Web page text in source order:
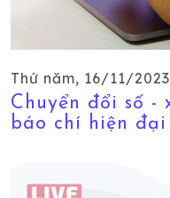
Thứ năm, 16/11/
Chuyển đổi số -
báo chí hiện đại